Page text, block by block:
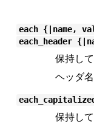
each {|name,
each_header
保持し
ヘッダ
保持し